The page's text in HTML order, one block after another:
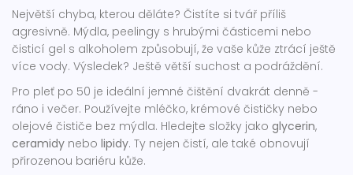
Největší chyba, kterou děláte? Čistíte si tvář příliš
agresivně. Mýdla, peelingy s hrubými částicemi nebo
čisticí gel s alkoholem způsobují, že vaše kůže ztrácí ještě
více vody. Výsledek? Ještě větší suchost a podráždění.
Pro pleť po 50 je ideální jemné čištění dvakrát denně -
ráno i večer. Používejte mléčko, krémové čističky nebo
olejové čističe bez mýdla. Hledejte složky jako glycerin,
ceramidy nebo lipidy. Ty nejen čistí, ale také obnovují
přirozenou bariéru kůže.